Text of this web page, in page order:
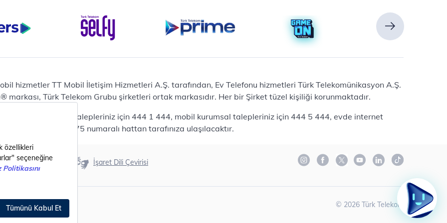
Tarife
Casper Nirvana C370
Notebook
Ev Telefonu
Panasonic TGB610
Modem ve Wi-Fi
Zyxel DX3300 Wi-Fi 6
Premium VDSL Modem
Samsung Buds2 Pro
Samsung Galaxy Watch 6
Akıllı Ekran Koruma
Akıllı Cihaz Koruma
hizmetler TT Mobil İletişim Hizmetleri A.Ş. tarafından, Ev Telefonu hizmetleri Türk Telekomünikasyon A.Ş.
markası, Türk Telekom Grubu şirketleri ortak markasıdır. Her bir Şirket tüzel kişiliği korunmaktadır.
mobil bireysel talepleriniz için 444 1 444, mobil kurumsal talepleriniz için 444 5 444, evde internet
için 444 0375 numaralı hattan tarafınıza ulaşılacaktır.
Erişilebilirlik İşaret Dili Çevirisi
© 2026 Türk Telekom